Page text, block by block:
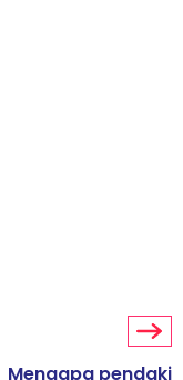
Mengapa pendaki